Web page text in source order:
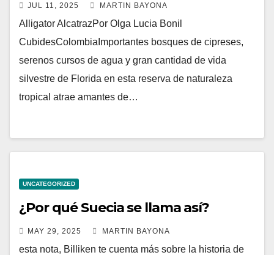
JUL 11, 2025 MARTIN BAYONA
Alligator AlcatrazPor Olga Lucia Bonil
CubidesColombiaImportantes bosques de cipreses,
serenos cursos de agua y gran cantidad de vida
silvestre de Florida en esta reserva de naturaleza
tropical atrae amantes de…
UNCATEGORIZED
¿Por qué Suecia se llama así?
MAY 29, 2025 MARTIN BAYONA
esta nota, Billiken te cuenta más sobre la historia de